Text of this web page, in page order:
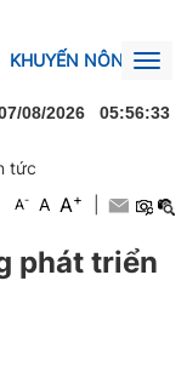
KHUYẾN NÔNG
Thủ tướng Lê
08/2026 05:56:34
tức
A- A A+
phát triển